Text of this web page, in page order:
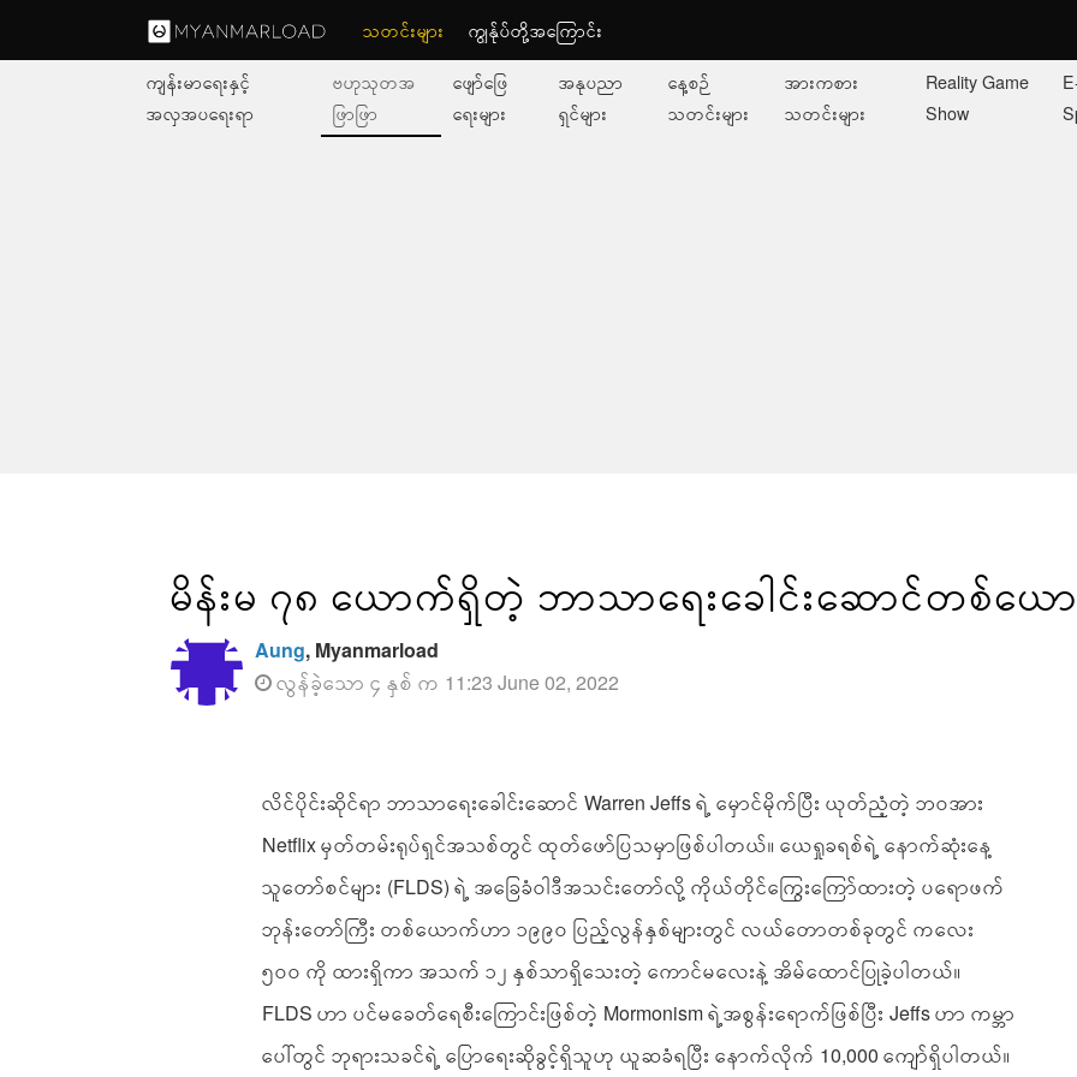
သတင်းများ ကျွနု်ပ်တို့အကြောင်း
ကျန်းမာရေးနှင့်
အလှအပရေးရာ
ဗဟုသုတအ
ဖြာဖြာ
ဖျော်ဖြေ
ရေးများ
အနုပညာ
ရှင်များ
နေ့စဉ်
သတင်းများ
အားကစား
သတင်းများ
Reality Game
Show
မိန်းမ ၇၈ ယောက်ရှိတဲ့ ဘာ‌သာရေးခေါင်းဆောင်တစ်ယ
Aung, Myanmarload
လွန်ခဲ့သော ၄ နှစ် က 11:23 June 02, 2022
လိင်ပိုင်းဆိုင်ရာ ဘာသာရေးခေါင်းဆောင် Warren Jeffs ရဲ့ မှောင်မိုက်ပြီး ယုတ်ညံ့တဲ့ ဘဝအား
Netflix မှတ်တမ်းရုပ်ရှင်အသစ်တွင် ထုတ်ဖော်ပြသမှာဖြစ်ပါတယ်။ ယေရှုခရစ်ရဲ့ နောက်ဆုံးနေ့
သူတော်စင်များ (FLDS) ရဲ့ အခြေခံဝါဒီအသင်းတော်လို့ ကိုယ်တိုင်ကြွေးကြော်ထားတဲ့ ပရောဖက်
ဘုန်းတော်ကြီး တစ်‌ယောက်ဟာ ၁၉၉၀ ပြည့်လွန်နှစ်များတွင် လယ်တောတစ်ခုတွင် ကလေး
၅၀၀ ကို ထားရှိကာ အသက် ၁၂ နှစ်သာရှိသေးတဲ့ ကောင်မလေးနဲ့ အိမ်ထောင်ပြုခဲ့ပါတယ်။
FLDS ဟာ ပင်မခေတ်ရေစီးကြောင်းဖြစ်တဲ့ Mormonism ရဲ့အစွန်းရောက်ဖြစ်ပြီး Jeffs ဟာ ကမ္ဘာ
ပေါ်တွင် ဘုရားသခင်ရဲ့ ပြောရေးဆိုခွင့်ရှိသူဟု ယူဆခံရပြီး နောက်လိုက် 10,000 ကျော်ရှိပါတယ်။